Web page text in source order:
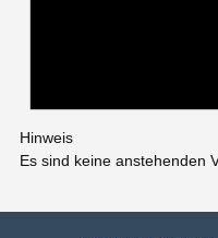
Hinweis
Es sind keine anstehenden